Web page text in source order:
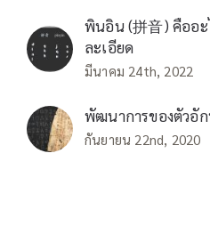
พินอิน (拼音) คืออะ
ละเอียด
มีนาคม 24th, 2022
พัฒนาการของตัวอั
กันยายน 22nd, 2020